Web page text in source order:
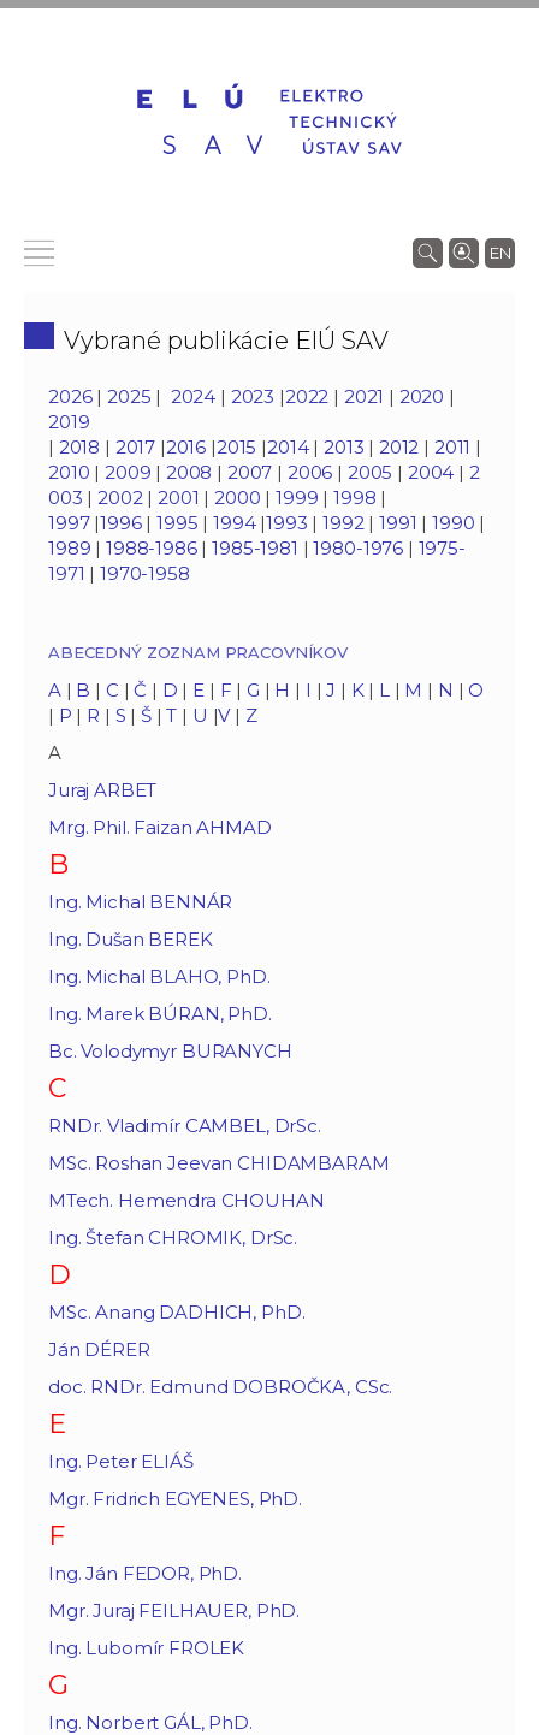
EN
Vybrané publikácie ElÚ SAV
2026| 2025 | 2024 | 2023 |2022 | 2021 | 2020 |
2019
| 2018 | 2017 |2016 |2015 |2014| 2013 | 2012 | 2011 |
2010 | 2009 | 2008 | 2007 | 2006 | 2005 | 2004 | 2
003 |2002 |2001 |2000 |1999 | 1998 |
1997|1996|1995 |1994|1993 |1992 |1991 |1990 |
1989 | 1988-1986|1985-1981 |1980-1976 | 1975-
1971 | 1970-1958
ABECEDNÝ ZOZNAM PRACOVNÍKOV
A| B | C |Č | D | E| F | G | H | I |J | K| L| M | N | O
| P | R | S | Š|T | U |V| Z
A
Juraj ARBET
Mrg. Phil. Faizan AHMAD
B
Ing. Michal BENNÁR
Ing. Dušan BEREK
Ing. Michal BLAHO, PhD.
Ing. Marek BÚRAN, PhD.
Bc. Volodymyr BURANYCH
C
RNDr. Vladimír CAMBEL, DrSc.
MSc. Roshan Jeevan CHIDAMBARAM
MTech. Hemendra CHOUHAN
Ing. Štefan CHROMIK, DrSc.
D
MSc. Anang DADHICH, PhD.
Ján DÉRER
doc. RNDr. Edmund DOBROČKA, CSc.
E
Ing. Peter ELIÁŠ
Mgr. Fridrich EGYENES, PhD.
F
Ing. Ján FEDOR, PhD.
Mgr. Juraj FEILHAUER, PhD.
Ing. Lubomír FROLEK
G
Ing. Norbert GÁL, PhD.